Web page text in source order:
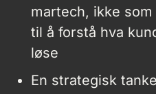
martech, ikke
til å forstå hva
løse
En strategisk